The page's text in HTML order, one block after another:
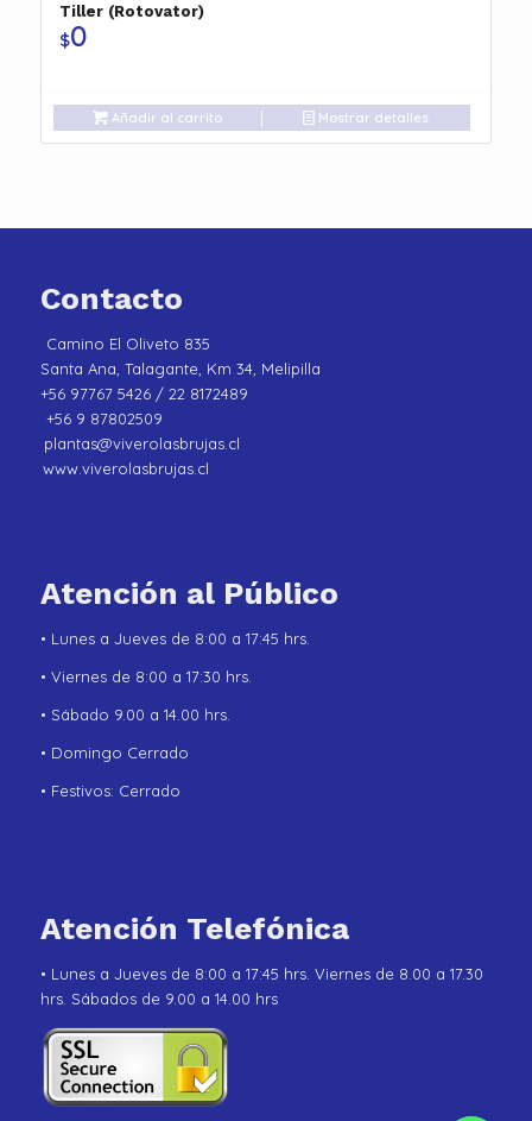
Tiller (Rotovator)
$0
Añadir al carrito Mostrar detalles
Contacto
Camino El Oliveto 835
Santa Ana, Talagante, Km 34, Melipilla
+56 97767 5426 / 22 8172489
+56 9 87802509
plantas@viverolasbrujas.cl
www.viverolasbrujas.cl
Atención al Público
• Lunes a Jueves de 8:00 a 17:45 hrs.
• Viernes de 8:00 a 17:30 hrs.
• Sábado 9.00 a 14.00 hrs.
• Domingo Cerrado
• Festivos: Cerrado
Atención Telefónica
• Lunes a Jueves de 8:00 a 17:45 hrs. Viernes de 8.00 a 17.30
hrs. Sábados de 9.00 a 14.00 hrs